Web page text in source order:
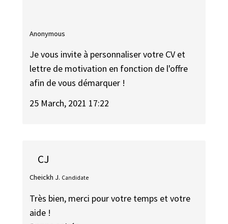
Anonymous
Je vous invite à personnaliser votre CV et
lettre de motivation en fonction de l'offre
afin de vous démarquer !
25 March, 2021 17:22
CJ
Cheickh J. Candidate
Très bien, merci pour votre temps et votre
aide !